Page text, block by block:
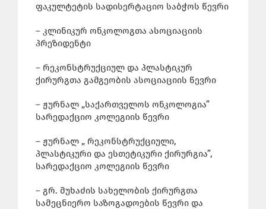
ფაკულტეტის სადისერტაციო საბჭოს წევრი
– კლინიკურ ონკოლოგთა ასოციაციის
პრეზიდენტი
– რეკონსტრუქციულ და პლასტიკურ
ქირურგთა გამგეობის ასოციაციის წევრი
– ჟურნალ „საქართველოს ონკოლოგია”
სარედაქციო კოლეგიის წევრი
– ჟურნალ „ რეკონსტრუქციული,
პლასტიკური და ესთეტიკური ქირურგია”,
სარედაქციო კოლეგიის წევრი
– გრ. მუხაძის სახელობის ქირურგთა
სამეცნიერო საზოგადოების წევრი და